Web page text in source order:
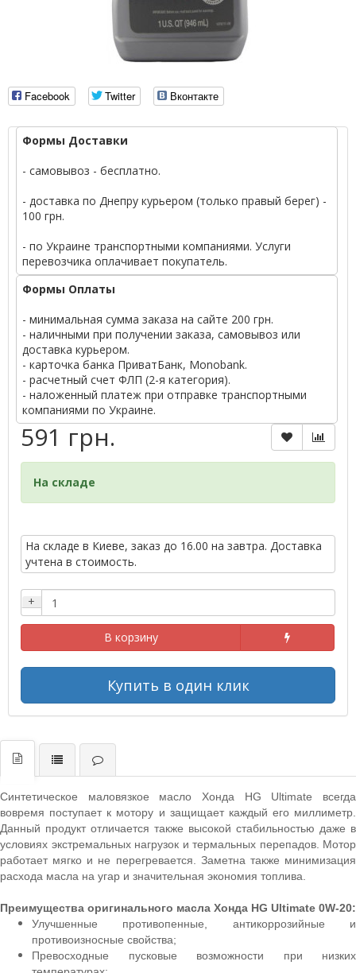
Facebook Twitter Вконтакте
Формы Доставки
- самовывоз - бесплатно.
- доставка по Днепру курьером (только правый берег) -
100 грн.
- по Украине транспортными компаниями. Услуги
перевозчика оплачивает покупатель.
Формы Оплаты
- минимальная сумма заказа на сайте 200 грн.
- наличными при получении заказа, самовывоз или
доставка курьером.
- карточка банка ПриватБанк, Monobank.
- расчетный счет ФЛП (2-я категория).
- наложенный платеж при отправке транспортными
компаниями по Украине.
591 грн.
На складе
На складе в Киеве, заказ до 16.00 на завтра. Доставка
учтена в стоимость.
+
В корзину
Купить в один клик
Синтетическое маловязкое масло Хонда HG Ultimate всегда
вовремя поступает к мотору и защищает каждый его миллиметр.
Данный продукт отличается также высокой стабильностью даже в
условиях экстремальных нагрузок и термальных перепадов. Мотор
работает мягко и не перегревается. Заметна также минимизация
расхода масла на угар и значительная экономия топлива.
Преимущества оригинального масла Хонда HG Ultimate 0W-20:
Улучшенные противопенные, антикоррозийные и
противоизносные свойства;
Превосходные пусковые возможности при низких